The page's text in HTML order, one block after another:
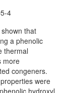
4
that
a phenolic
thermal
more
congeners.
were
hydroxyl